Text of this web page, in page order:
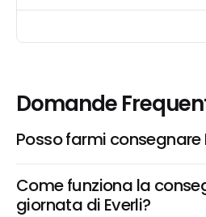
Domande
Posso farmi consegnare
Come funziona la
giornata di Everli?